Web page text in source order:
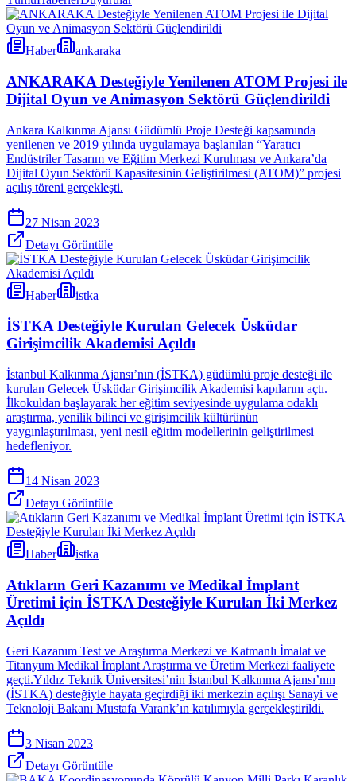
Haber ankaraka
ANKARAKA Desteğiyle Yenilenen ATOM Projesi ile
Dijital Oyun ve Animasyon Sektörü Güçlendirildi
Ankara Kalkınma Ajansı Güdümlü Proje Desteği kapsamında
yenilenen ve 2019 yılında uygulamaya başlanılan “Yaratıcı
Endüstriler Tasarım ve Eğitim Merkezi Kurulması ve Ankara’da
Dijital Oyun Sektörü Kapasitesinin Geliştirilmesi (ATOM)” projesi
açılış töreni gerçekleşti.
27 Nisan 2023
Detayı Görüntüle
Haber istka
İSTKA Desteğiyle Kurulan Gelecek Üsküdar
Girişimcilik Akademisi Açıldı
İstanbul Kalkınma Ajansı’nın (İSTKA) güdümlü proje desteği ile
kurulan Gelecek Üsküdar Girişimcilik Akademisi kapılarını açtı.
İlkokuldan başlayarak her eğitim seviyesinde uygulama odaklı
araştırma, yenilik bilinci ve girişimcilik kültürünün
yaygınlaştırılması, yeni nesil eğitim modellerinin geliştirilmesi
hedefleniyor.
14 Nisan 2023
Detayı Görüntüle
Haber istka
Atıkların Geri Kazanımı ve Medikal İmplant
Üretimi için İSTKA Desteğiyle Kurulan İki Merkez
Açıldı
Geri Kazanım Test ve Araştırma Merkezi ve Katmanlı İmalat ve
Titanyum Medikal İmplant Araştırma ve Üretim Merkezi faaliyete
geçti.Yıldız Teknik Üniversitesi’nin İstanbul Kalkınma Ajansı’nın
(İSTKA) desteğiyle hayata geçirdiği iki merkezin açılışı Sanayi ve
Teknoloji Bakanı Mustafa Varank’ın katılımıyla gerçekleştirildi.
3 Nisan 2023
Detayı Görüntüle